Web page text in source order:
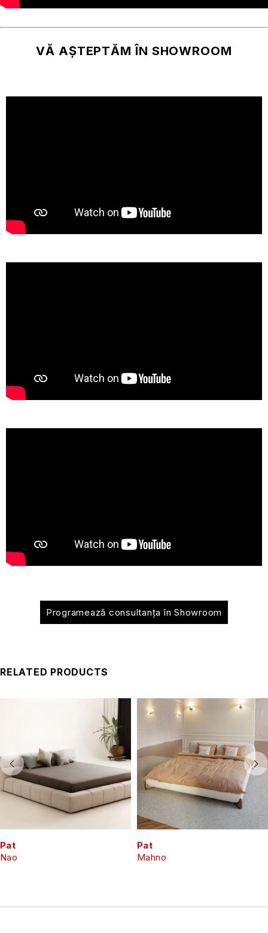
VĂ AȘTEPTĂM ÎN SHOWROOM
Programează consultanța în Showroom
RELATED PRODUCTS
Pat
Nao
Pat
Mahno